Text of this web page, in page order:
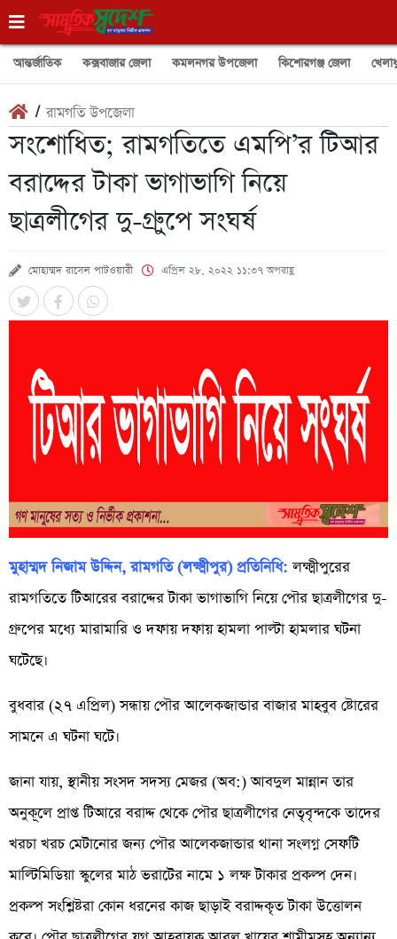
আন্তর্জাতিক কক্সবাজার জেলা কমলনগর উপজেলা কিশোরগঞ্জ জেলা
/রামগতি উপজেলা
সংশোধিত; রামগতিতে এমপি’র টিআর
বরাদ্দের টাকা ভাগাভাগি নিয়ে
ছাত্রলীগের দু-গ্রুুপে সংঘর্ষ
মোহাম্মদ রাসেল পাটওয়ারী এপ্রিল ২৮, ২০২২ ১১:৩৭ অপরাহ্ণ
মুহাম্মদ নিজাম উদ্দিন, রামগতি (লক্ষ্মীপুর) প্রতিনিধি: লক্ষ্মীপুরের
রামগতিতে টিআরের বরাদ্দের টাকা ভাগাভাগি নিয়ে পৌর ছাত্রলীগের দু-
গ্রুপের মধ্যে মারামারি ও দফায় দফায় হামলা পাল্টা হামলার ঘটনা
ঘটেছে।
বুধবার (২৭ এপ্রিল) সন্ধায় পৌর আলেকজান্ডার বাজার মাহবুব ষ্টোরের
সামনে এ ঘটনা ঘটে।
জানা যায়, স্থানীয় সংসদ সদস্য মেজর (অব:) আবদুল মান্নান তার
অনুকূলে প্রাপ্ত টিআরে বরাদ্দ থেকে পৌর ছাত্রলীগের নেতৃবৃন্দকে তাদের
খরচা খরচ মেটানোর জন্য পৌর আলেকজান্ডার থানা সংলগ্ন সেফটি
মাল্টিমিডিয়া স্কুলের মাঠ ভরাটের নামে ১ লক্ষ টাকার প্রকল্প দেন।
প্রকল্প সংশ্লিষ্টরা কোন ধরনের কাজ ছাড়াই বরাদ্দকৃত টাকা উত্তোলন